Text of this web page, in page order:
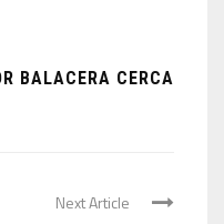
BALACERA CERCA
Next Article